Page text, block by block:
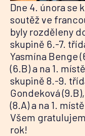
Dne 4. února se
soutěž ve
byly rozděleny
skupině 6.-7.
Yasmína Benge
(6.B) a na 1.
skupině 8.-9.
Gondeková
(8.A) a na 1.
Všem
rok!